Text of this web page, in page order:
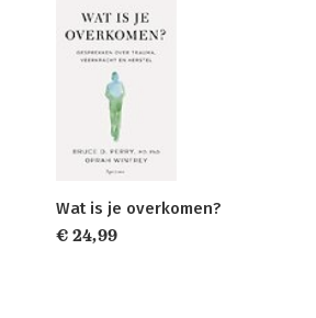
Wat is je overkomen?
€ 24,99